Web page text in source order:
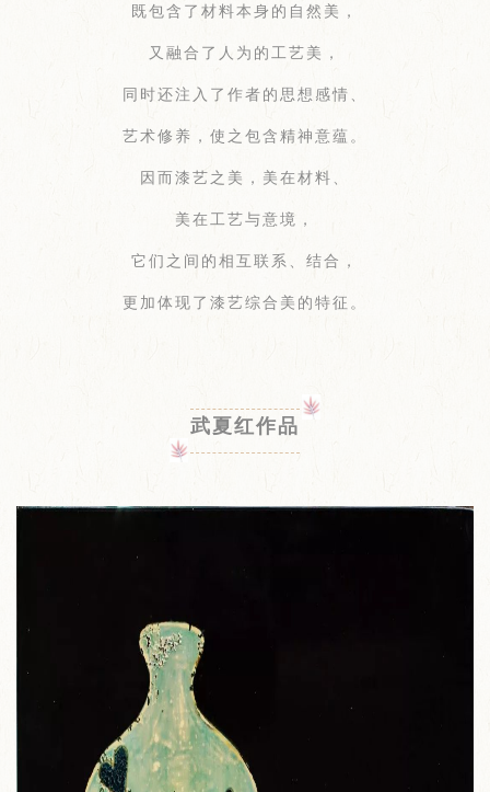
既包含了材料本身的自然美，
又融合了人为的工艺美，
同时还注入了作者的思想感情、
艺术修养，使之包含精神意蕴。
因而漆艺之美，美在材料、
美在工艺与意境，
它们之间的相互联系、结合，
更加体现了漆艺综合美的特征。
武夏红作品